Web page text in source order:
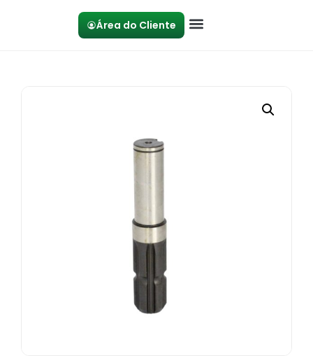
Área do Cliente